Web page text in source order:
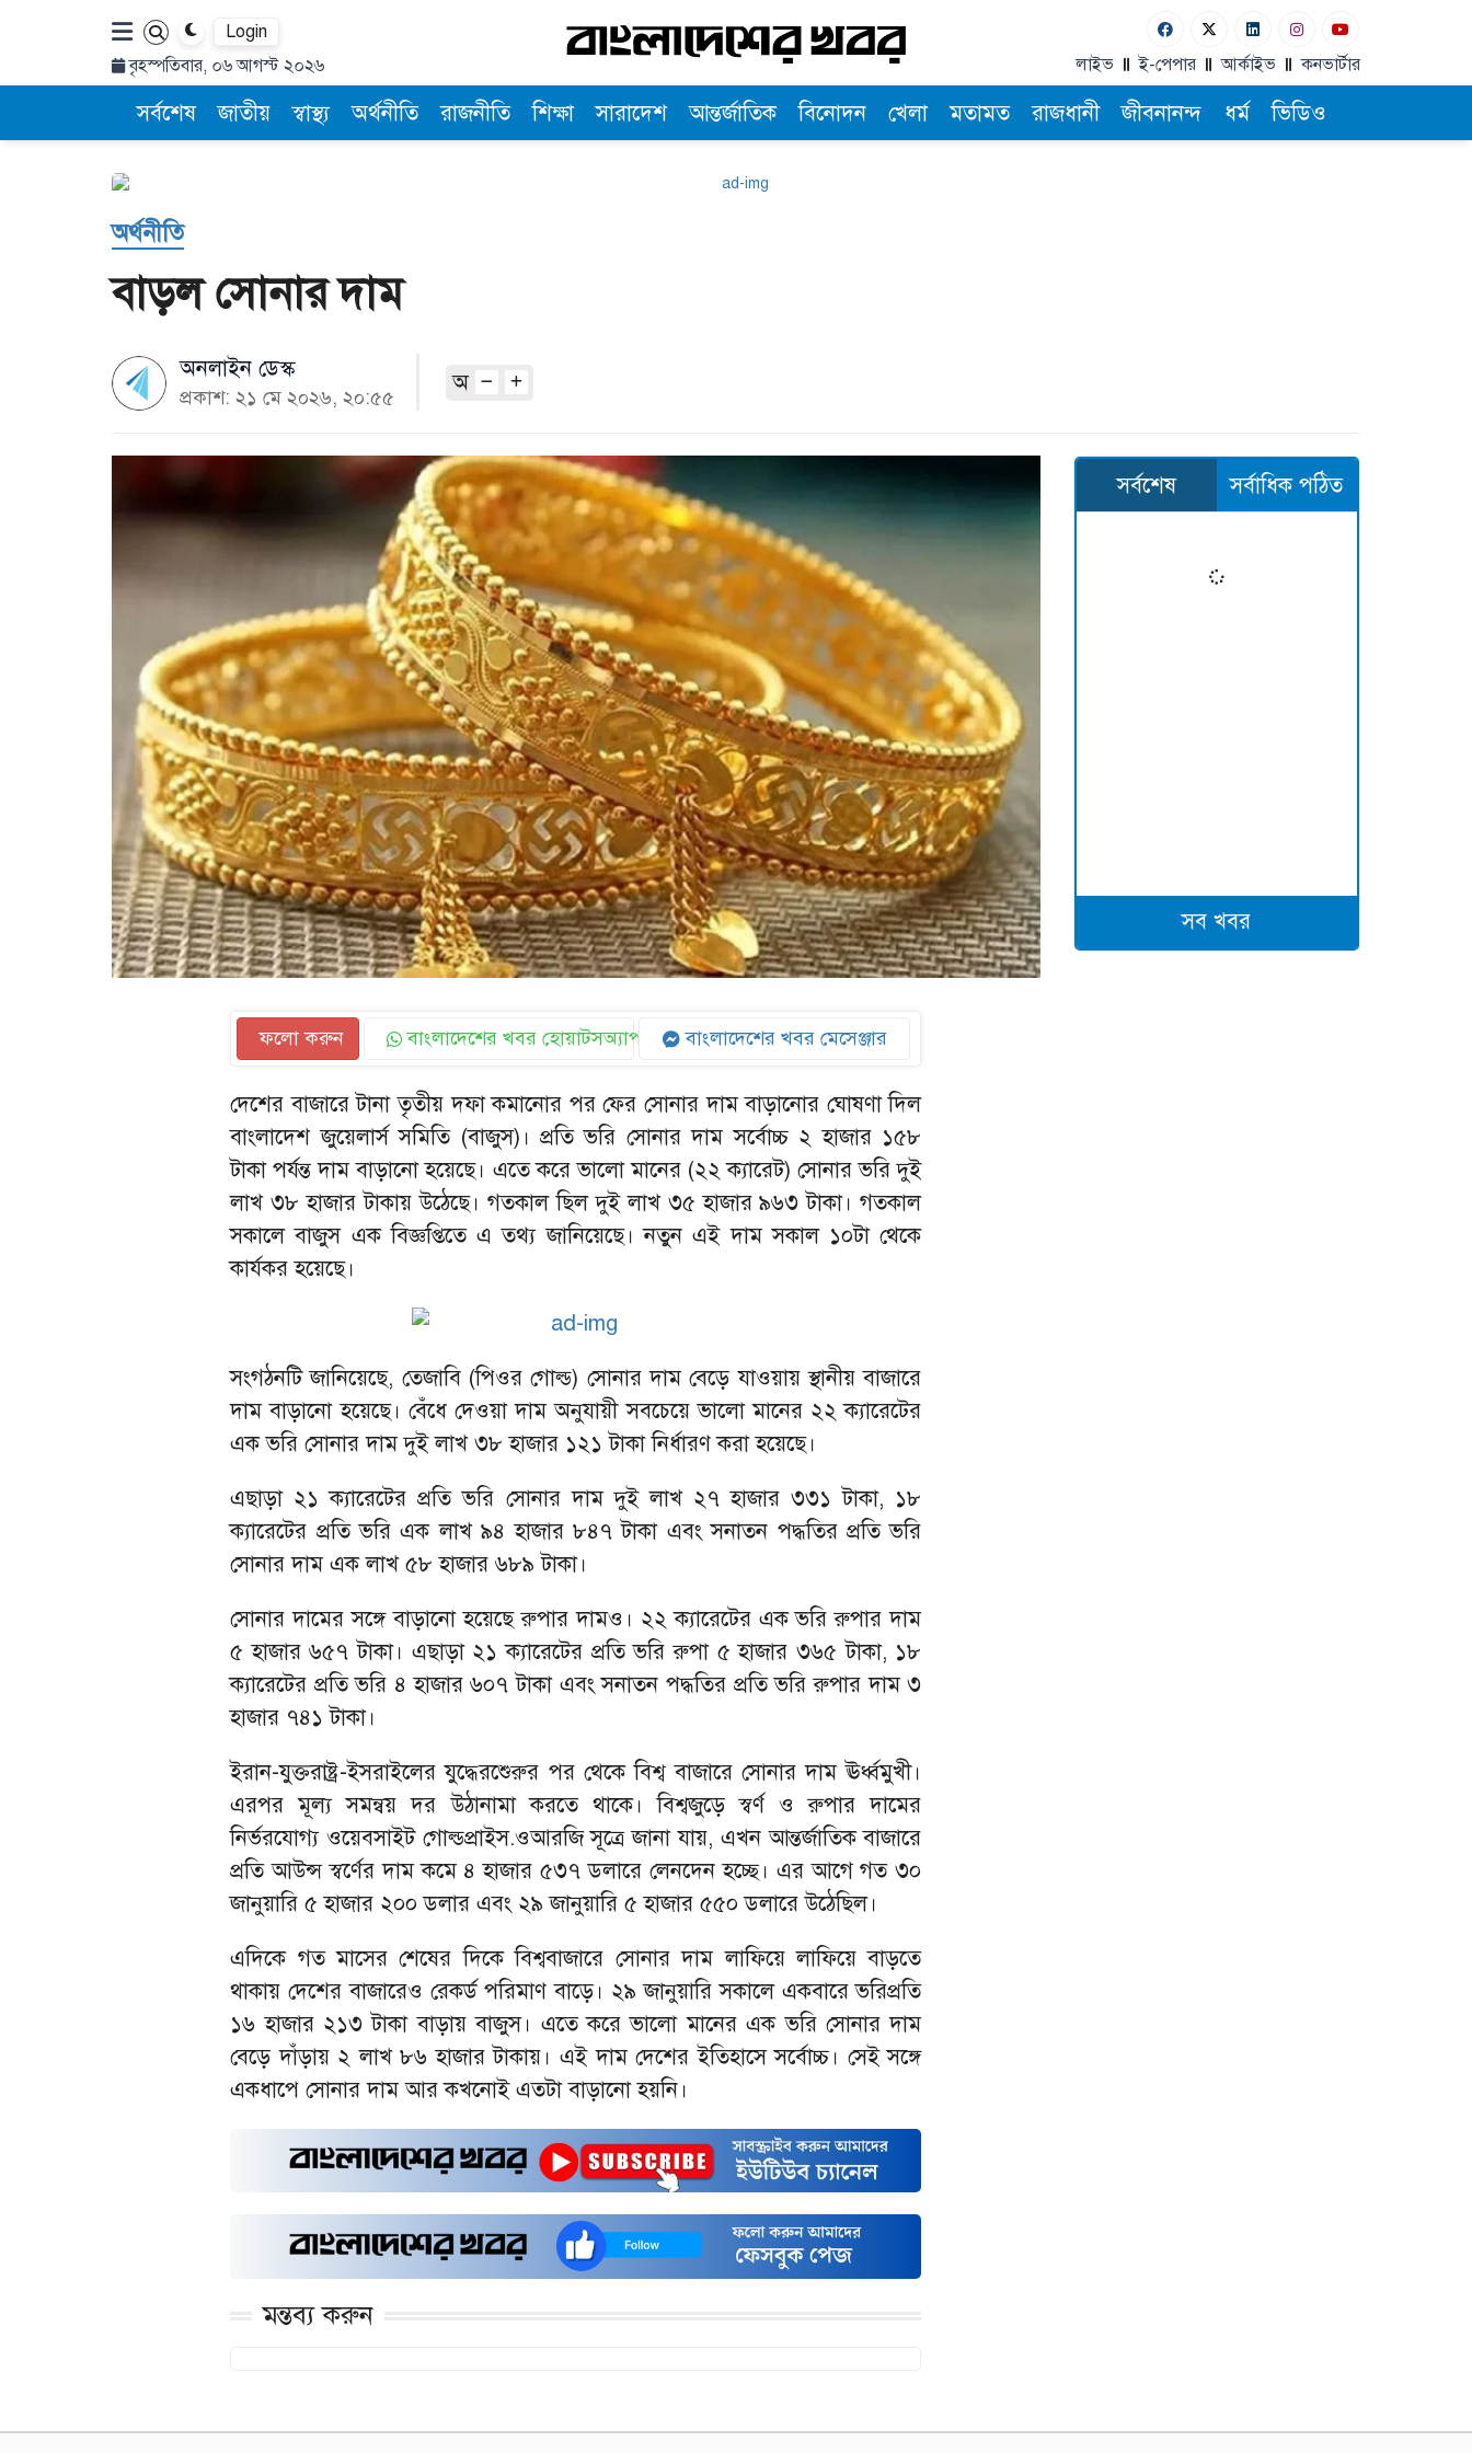
Login
বৃহস্পতিবার, ০৬ আগস্ট ২০২৬
লাইভ ই-পেপার আর্কাইভ কনভার্টার
সর্বশেষ জাতীয় স্বাস্থ্য অর্থনীতি রাজনীতি শিক্ষা সারাদেশ আন্তর্জাতিক বিনোদন খেলা মতামত রাজধানী জীবনানন্দ ধর্ম ভিডিও
অর্থনীতি
বাড়ল সোনার দাম
অনলাইন ডেস্ক
প্রকাশ: ২১ মে ২০২৬, ২০:৫৫
অ
ফলো করুন বাংলাদেশের খবর হোয়াটসঅ্যাপ বাংলাদেশের খবর মেসেঞ্জার
দেশের বাজারে টানা তৃতীয় দফা কমানোর পর ফের সোনার দাম বাড়ানোর ঘোষণা দিল
বাংলাদেশ জুয়েলার্স সমিতি (বাজুস)। প্রতি ভরি সোনার দাম সর্বোচ্চ ২ হাজার ১৫৮
টাকা পর্যন্ত দাম বাড়ানো হয়েছে। এতে করে ভালো মানের (২২ ক্যারেট) সোনার ভরি দুই
লাখ ৩৮ হাজার টাকায় উঠেছে। গতকাল ছিল দুই লাখ ৩৫ হাজার ৯৬৩ টাকা। গতকাল
সকালে বাজুস এক বিজ্ঞপ্তিতে এ তথ্য জানিয়েছে। নতুন এই দাম সকাল ১০টা থেকে
কার্যকর হয়েছে।
সংগঠনটি জানিয়েছে, তেজাবি (পিওর গোল্ড) সোনার দাম বেড়ে যাওয়ায় স্থানীয় বাজারে
দাম বাড়ানো হয়েছে। বেঁধে দেওয়া দাম অনুযায়ী সবচেয়ে ভালো মানের ২২ ক্যারেটের
এক ভরি সোনার দাম দুই লাখ ৩৮ হাজার ১২১ টাকা নির্ধারণ করা হয়েছে।
এছাড়া ২১ ক্যারেটের প্রতি ভরি সোনার দাম দুই লাখ ২৭ হাজার ৩৩১ টাকা, ১৮
ক্যারেটের প্রতি ভরি এক লাখ ৯৪ হাজার ৮৪৭ টাকা এবং সনাতন পদ্ধতির প্রতি ভরি
সোনার দাম এক লাখ ৫৮ হাজার ৬৮৯ টাকা।
সোনার দামের সঙ্গে বাড়ানো হয়েছে রুপার দামও। ২২ ক্যারেটের এক ভরি রুপার দাম
৫ হাজার ৬৫৭ টাকা। এছাড়া ২১ ক্যারেটের প্রতি ভরি রুপা ৫ হাজার ৩৬৫ টাকা, ১৮
ক্যারেটের প্রতি ভরি ৪ হাজার ৬০৭ টাকা এবং সনাতন পদ্ধতির প্রতি ভরি রুপার দাম ৩
হাজার ৭৪১ টাকা।
ইরান-যুক্তরাষ্ট্র-ইসরাইলের যুদ্ধেরশেুরুর পর থে‌কে বিশ্ব বাজারে সোনার দাম ঊর্ধ্বমুখী।
এরপর মূল্য সমন্বয় দর উঠানামা করতে থাকে। বিশ্বজুড়ে স্বর্ণ ও রুপার দামের
নির্ভরযোগ্য ওয়েবসাইট গোল্ডপ্রাইস.ওআরজি সূত্রে জানা যায়, এখন আন্তর্জাতিক বাজারে
প্রতি আউন্স স্বর্ণের দাম কমে ৪ হাজার ৫৩৭ ডলারে লেনদেন হচ্ছে। এর আগে গত ৩০
জানুয়ারি ৫ হাজার ২০০ ডলার এবং ২৯ জানুয়ারি ৫ হাজার ৫৫০ ডলারে উঠেছিল।
এদিকে গত মাসের শেষের দিকে বিশ্ববাজারে সোনার দাম লাফিয়ে লাফিয়ে বাড়তে
থাকায় দেশের বাজারেও রেকর্ড পরিমাণ বাড়ে। ২৯ জানুয়ারি সকালে একবারে ভরিপ্রতি
১৬ হাজার ২১৩ টাকা বাড়ায় বাজুস। এতে করে ভালো মানের এক ভরি সোনার দাম
বেড়ে দাঁড়ায় ২ লাখ ৮৬ হাজার টাকায়। এই দাম দেশের ইতিহাসে সর্বোচ্চ। সেই সঙ্গে
একধাপে সোনার দাম আর কখনোই এতটা বাড়ানো হয়নি।
মন্তব্য করুন
সর্বশেষ সর্বাধিক পঠিত
সব খবর